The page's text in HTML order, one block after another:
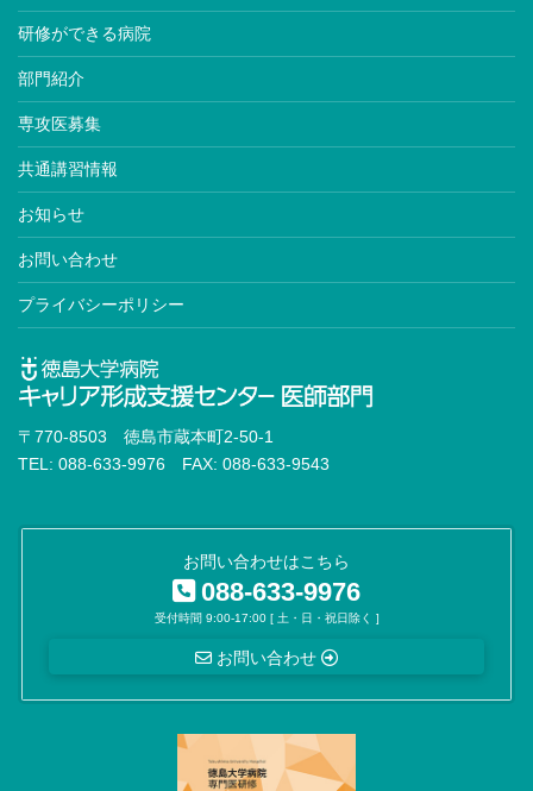
研修ができる病院
部門紹介
専攻医募集
共通講習情報
お知らせ
お問い合わせ
プライバシーポリシー
〒770-8503 徳島市蔵本町2-50-1
TEL: 088-633-9976 FAX: 088-633-9543
お問い合わせはこちら
088-633-9976
受付時間 9:00-17:00 [ 土・日・祝日除く ]
お問い合わせ